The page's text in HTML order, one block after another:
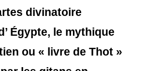
divinatoire
Égypte, le mythique
ou « livre de Thot »